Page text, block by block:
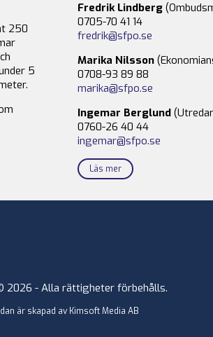
250
5
Fredrik Lindberg
0705-70 41 14
fredrik@sfpo.se
Marika Nilsson
0708-93 89 88
marika@sfpo.se
Ingemar Berglund
0760-26 40 44
ingemar@sfpo.se
Läs mer
2026 - Alla rättigheter förbehålls.
är skapad av Kimsoft Media AB